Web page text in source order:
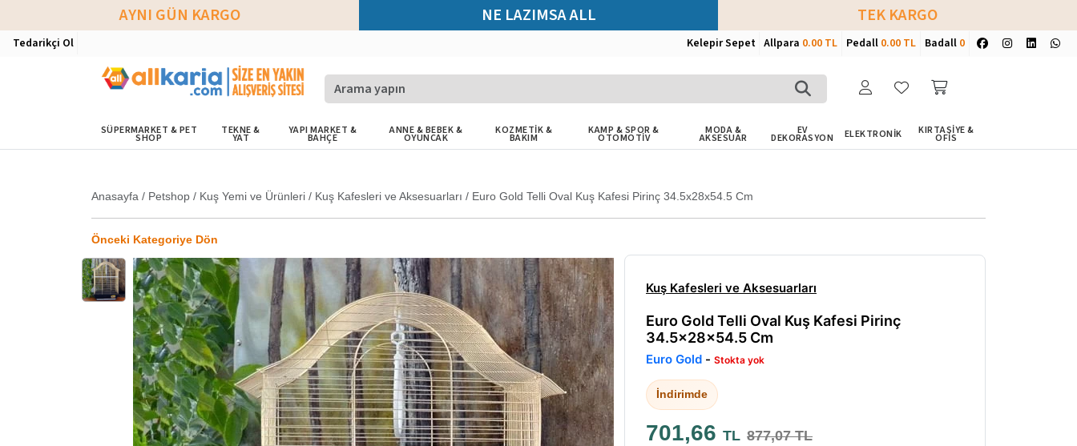
AYNI GÜN KARGO NE LAZIMSA ALL TEK KARGO
Tedarikçi Ol Kelepir Sepet Allpara 0.00 TL Pedall 0.00 TL Badall 0
SÜPERMARKET & PET
SHOP
TEKNE &
YAT
YAPI MARKET &
BAHÇE
ANNE & BEBEK &
OYUNCAK
KOZMETİK &
BAKIM
KAMP & SPOR &
OTOMOTİV
MODA &
AKSESUAR
EV
DEKORASYON ELEKTRONİK KIRTASİYE &
OFİS
Anasayfa / Petshop / Kuş Yemi ve Ürünleri / Kuş Kafesleri ve Aksesuarları / Euro Gold Telli Oval Kuş Kafesi Pirinç 34.5x28x54.5 Cm
Önceki Kategoriye Dön
Kuş Kafesleri ve Aksesuarları
Euro Gold Telli Oval Kuş Kafesi Pirinç
34.5x28x54.5 Cm
Euro Gold - Stokta yok
İndirimde
701,66 TL 877,07 TL